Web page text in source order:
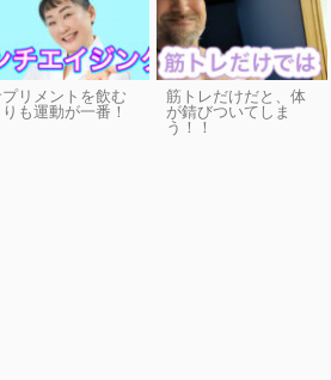
リメントを飲む
も運動が一番！
筋トレだけだと、体
が錆びついてしま
う！！